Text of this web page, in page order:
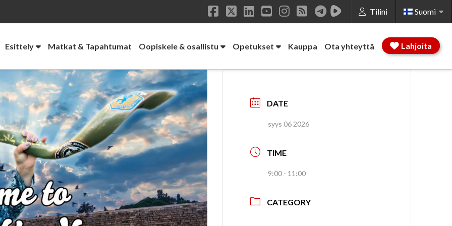
Tilini Suomi
Facebook
X LinkedIn
YouTube
Instagram
RSS
Esittely Matkat & Tapahtumat Oopiskele & osallistu Opetukset Kauppa Ota yhteyttä Lahjoita
DATE
syys 06 2026
TIME
9:00 - 11:00
CATEGORY